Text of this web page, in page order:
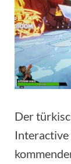
Der
Interactive